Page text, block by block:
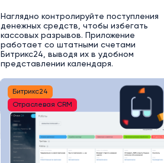
Наглядно контролируйте поступления
денежных средств, чтобы избегать
кассовых разрывов. Приложение
работает со штатными счетами
Битрикс24, выводя их в удобном
представлении календаря.
Битрикс24
Отраслевая CRM